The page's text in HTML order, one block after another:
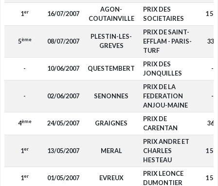
1er 16/07/2007
AGON-
COUTAINVILLE
PRIX DES
SOCIETAIRES
1
5ème 08/07/2007
PLESTIN-LES-
GREVES
PRIX DE SAINT-
EFFLAM - PARIS-
TURF
330
- 10/06/2007 QUESTEMBERT
PRIX DES
JONQUILLES
-
- 02/06/2007 SENONNES
PRIX DE LA
FEDERATION
ANJOU-MAINE
-
4ème 24/05/2007 GRAIGNES
PRIX DE
CARENTAN
360
1er 13/05/2007 MERAL
PRIX ANDRE ET
CHARLES
HESTEAU
1
1er 01/05/2007 EVREUX
PRIX LEONCE
DUMONTIER
1